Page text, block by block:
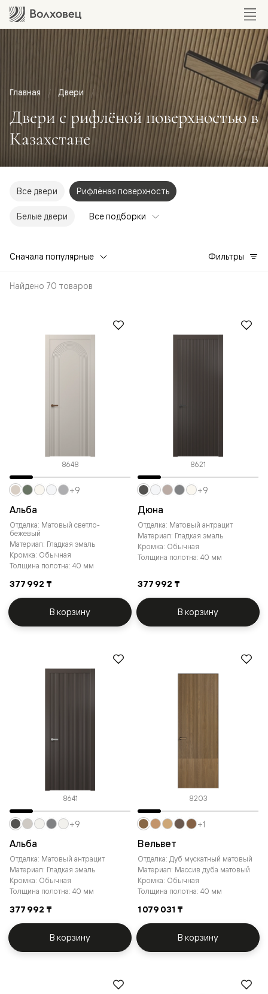
Главная Двери
Двери с рифлёной поверхностью в
Казахстане
Все двери Рифлёная поверхность
Белые двери Все подборки
Сначала популярные Фильтры
Найдено 70 товаров
8648
Альба
Отделка: Матовый светло-
бежевый
Материал: Гладкая эмаль
Кромка: Обычная
Толщина полотна: 40 мм
377 992 ₸
+9
В корзину
8621
Дюна
Отделка: Матовый антрацит
Материал: Гладкая эмаль
Кромка: Обычная
Толщина полотна: 40 мм
377 992 ₸
+9
В корзину
8641
Альба
Отделка: Матовый антрацит
Материал: Гладкая эмаль
Кромка: Обычная
Толщина полотна: 40 мм
377 992 ₸
+9
В корзину
8203
Вельвет
Отделка: Дуб мускатный матовый
Материал: Массив дуба матовый
Кромка: Обычная
Толщина полотна: 40 мм
1 079 031 ₸
+1
В корзину